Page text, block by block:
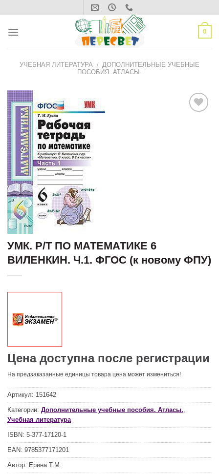
content
0
УЧЕБНАЯ ЛИТЕРАТУРА / ДОПОЛНИТЕЛЬНЫЕ УЧЕБНЫЕ
ПОСОБИЯ. АТЛАСЫ.
УМК. Р/Т ПО МАТЕМАТИКЕ 6
ВИЛЕНКИН. Ч.1. ФГОС (к новому ФПУ)
Цена доступна после регистрации
На предзаказанные единицы товара цена может измениться!
Артикул: 151642
Категории: Дополнительные учебные пособия. Атласы.
Учебная литература
ISBN: 5-377-17120-1
EAN: 9785377171201
Автор: Ерина Т.М.